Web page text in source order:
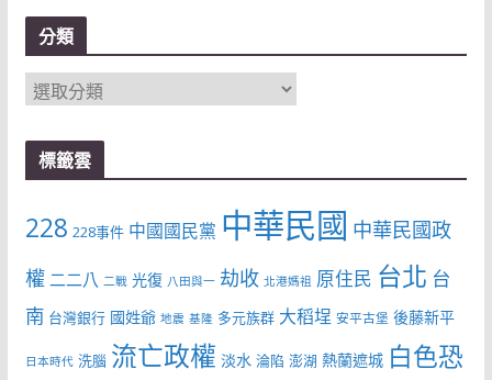
分類
分
類
標籤雲
228 228事件 中國國民黨 中華民國 中華民國政
權 二二八 二戰 光復 八田與一 劫收 北港媽祖 原住民 台北 台
南 台灣銀行 國姓爺 地震 基隆 多元族群 大稻埕 安平古堡 後藤新平
日本時代 洗腦 流亡政權 淡水 淪陷 澎湖 熱蘭遮城 白色恐